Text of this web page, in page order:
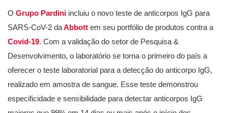
O Grupo Pardini incluiu o novo teste de anticorpos IgG para
SARS-CoV-2 daAbbott em seu portfólio de produtos contra a
Covid-19. Com a validação do setor de Pesquisa &
Desenvolvimento, o laboratório se torna o primeiro do país a
oferecer o teste laboratorial para a detecção do anticorpo IgG,
realizado em amostra de sangue. Esse teste demonstrou
especificidade e sensibilidade para detectar anticorpos IgG